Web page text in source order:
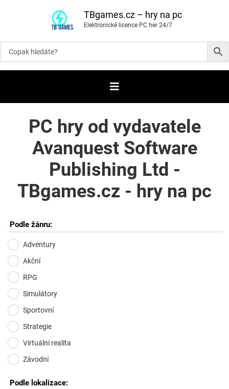
o
i
t
b
TBgames.cz – hry na pc
Elektronické licence PC her 24/7
PC hry od vydavatele
Avanquest Software
Publishing Ltd -
TBgames.cz - hry na pc
Podle žánru:
Adventury
Akční
RPG
Simulátory
Sportovní
Strategie
Virtuální realita
Závodní
Podle lokalizace: